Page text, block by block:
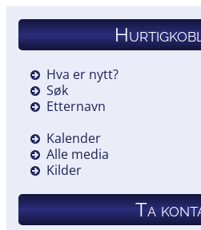
Hva er nytt?
Søk
Etternavn
Kalender
Alle media
Kilder
Ta